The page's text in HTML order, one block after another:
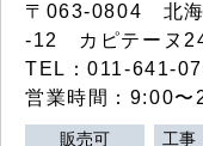
〒063-0804 北海
-12 カピテーヌ
TEL：011-641-
営業時間：9:00〜
販売可 工事